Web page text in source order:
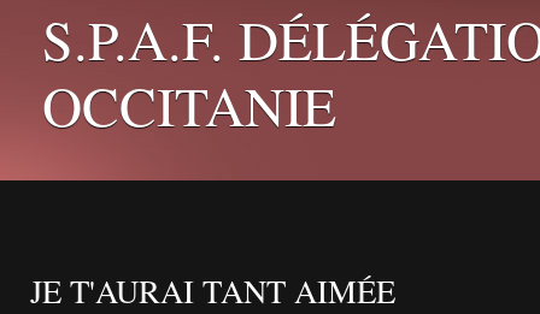
S.P.A.F.
OCCITANIE
JE T'AURAI TANT AIMÉE